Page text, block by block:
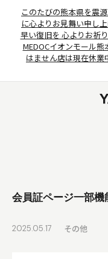
このたびの熊本県を震
に心よりお見舞い申し
早い復旧を 心よりお祈
MEDOCイオンモール熊
はません店は現在休業
会員証ページ一部
2025.05.17 その他